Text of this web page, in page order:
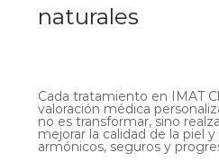
naturales
Cada tratamiento en IMAT
valoración médica
no es transformar, sino
mejorar la calidad de la piel
armónicos, seguros y